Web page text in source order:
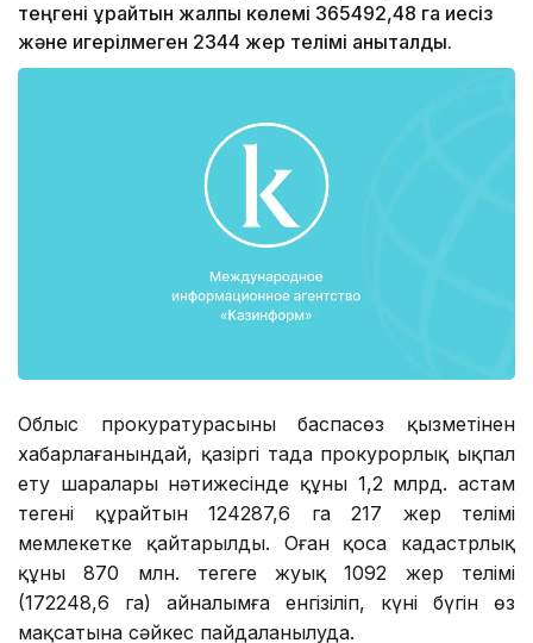
теңгені құрайтын жалпы көлемі 365492,48 га иесіз
және игерілмеген 2344 жер телімі анықталды.
Облыс прокуратурасының баспасөз қызметінен
хабарлағанындай, қазіргі таңда прокурорлық ықпал
ету шаралары нәтижесінде құны 1,2 млрд. астам
теңгені құрайтын 124287,6 га 217 жер телімі
мемлекетке қайтарылды. Оған қоса кадастрлық
құны 870 млн. теңгеге жуық 1092 жер телімі
(172248,6 га) айналымға енгізіліп, күні бүгін өз
мақсатына сәйкес пайдаланылуда.